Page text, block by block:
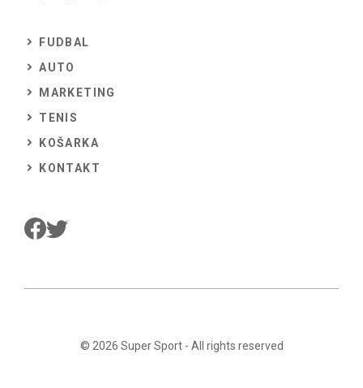
FUDBAL
AUTO
MARKETING
TENIS
KOŠARKA
KONTAKT
© 2026 Super Sport- All rights reserved